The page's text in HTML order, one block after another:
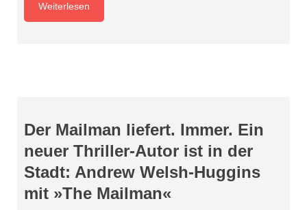
Weiterlesen
Der Mailman liefert. Immer. Ein
neuer Thriller-Autor ist in der
Stadt: Andrew Welsh-Huggins
mit »The Mailman«